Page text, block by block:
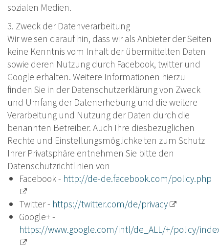
sozialen Medien.
3. Zweck der Datenverarbeitung
Wir weisen darauf hin, dass wir als Anbieter der Seiten
keine Kenntnis vom Inhalt der übermittelten Daten
sowie deren Nutzung durch Facebook, twitter und
Google erhalten. Weitere Informationen hierzu
finden Sie in der Datenschutzerklärung von Zweck
und Umfang der Datenerhebung und die weitere
Verarbeitung und Nutzung der Daten durch die
benannten Betreiber. Auch Ihre diesbezüglichen
Rechte und Einstellungsmöglichkeiten zum Schutz
Ihrer Privatsphäre entnehmen Sie bitte den
Datenschutzrichtlinien von
Facebook - http://de-de.facebook.com/policy.php
Twitter - https://twitter.com/de/privacy
Google+ -
https://www.google.com/intl/de_ALL/+/policy/